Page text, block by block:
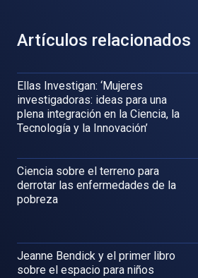
Artículos relacionados
Ellas Investigan: ‘Mujeres
investigadoras: ideas para una
plena integración en la Ciencia, la
Tecnología y la Innovación’
Ciencia sobre el terreno para
derrotar las enfermedades de la
pobreza
Jeanne Bendick y el primer libro
sobre el espacio para niños